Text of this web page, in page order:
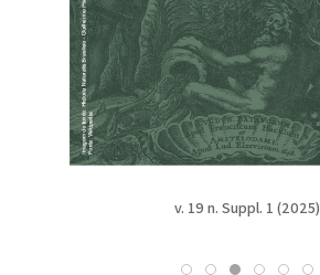
v. 19 n. Suppl. 1 (2025)